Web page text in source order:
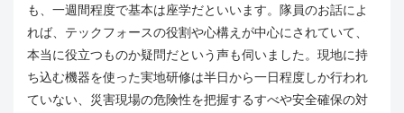
も、一週間程度で基本は座学だといいます。隊員のお話によ
れば、テックフォースの役割や心構えが中心にされていて、
本当に役立つものか疑問だという声も伺いました。現地に持
ち込む機器を使った実地研修は半日から一日程度しか行われ
ていない、災害現場の危険性を把握するすべや安全確保の対